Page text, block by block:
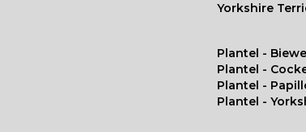
Plantel -
Plantel -
Plantel -
Plantel -
Yorkshire